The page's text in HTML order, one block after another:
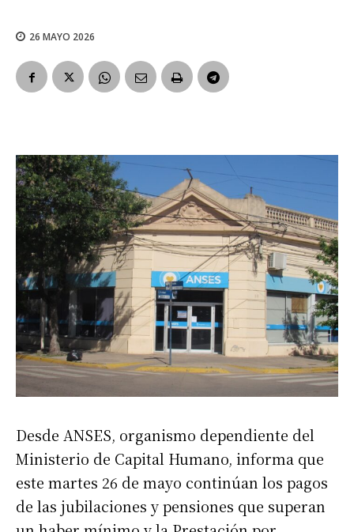
26 MAYO 2026
Desde ANSES, organismo dependiente del
Ministerio de Capital Humano, informa que
este martes 26 de mayo continúan los pagos
de las jubilaciones y pensiones que superan